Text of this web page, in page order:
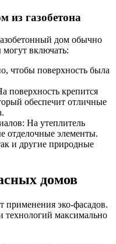
из газобетона
дом обычно
включать:
чтобы поверхность была
поверхность крепится
обеспечит отличные
На утеплитель
отделочные элементы.
и другие природные
домов
применения эко-фасадов.
технологий максимально